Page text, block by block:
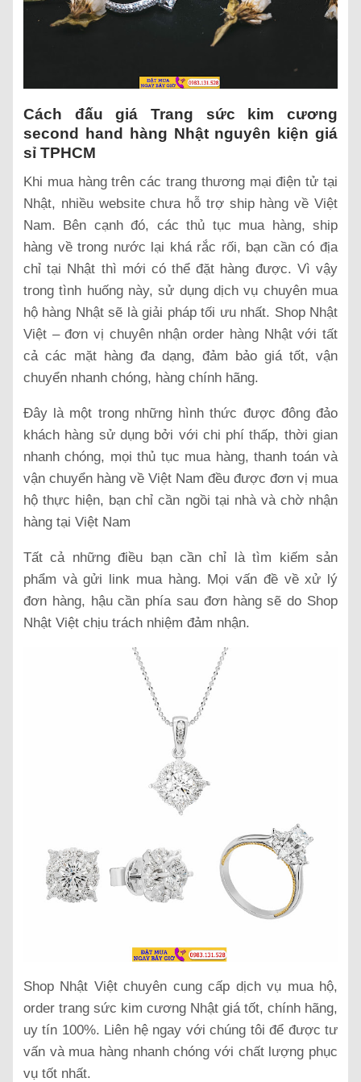
Cách đấu giá Trang sức kim cương
second hand hàng Nhật nguyên kiện giá
sỉ TPHCM
Khi mua hàng trên các trang thương mại điện tử tại
Nhật, nhiều website chưa hỗ trợ ship hàng về Việt
Nam. Bên cạnh đó, các thủ tục mua hàng, ship
hàng về trong nước lại khá rắc rối, bạn cần có địa
chỉ tại Nhật thì mới có thể đặt hàng được. Vì vậy
trong tình huống này, sử dụng dịch vụ chuyên mua
hộ hàng Nhật sẽ là giải pháp tối ưu nhất. Shop Nhật
Việt – đơn vị chuyên nhận order hàng Nhật với tất
cả các mặt hàng đa dạng, đảm bảo giá tốt, vận
chuyển nhanh chóng, hàng chính hãng.
Đây là một trong những hình thức được đông đảo
khách hàng sử dụng bởi với chi phí thấp, thời gian
nhanh chóng, mọi thủ tục mua hàng, thanh toán và
vận chuyển hàng về Việt Nam đều được đơn vị mua
hộ thực hiện, bạn chỉ cần ngồi tại nhà và chờ nhận
hàng tại Việt Nam
Tất cả những điều bạn cần chỉ là tìm kiếm sản
phẩm và gửi link mua hàng. Mọi vấn đề về xử lý
đơn hàng, hậu cần phía sau đơn hàng sẽ do Shop
Nhật Việt chịu trách nhiệm đảm nhận.
Shop Nhật Việt chuyên cung cấp dịch vụ mua hộ,
order trang sức kim cương Nhật giá tốt, chính hãng,
uy tín 100%. Liên hệ ngay với chúng tôi để được tư
vấn và mua hàng nhanh chóng với chất lượng phục
vụ tốt nhất.